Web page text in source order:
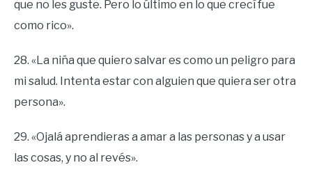
que no les guste. Pero lo último en lo que crecí fue
como rico».
28. «La niña que quiero salvar es como un peligro para
mi salud. Intenta estar con alguien que quiera ser otra
persona».
29. «Ojalá aprendieras a amar a las personas y a usar
las cosas, y no al revés».